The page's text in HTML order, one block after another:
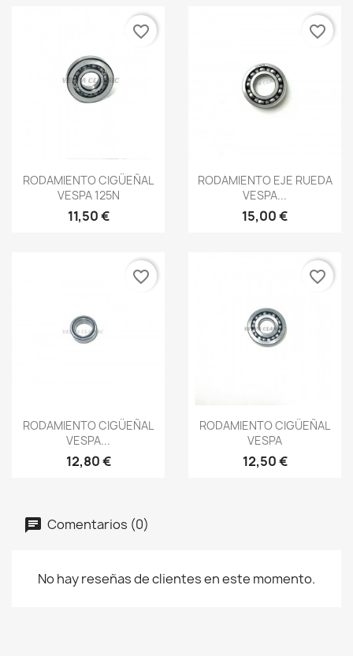
Vista rápida
RODAMIENTO CIGÜEÑAL
VESPA 125N
11,50 €
favorite_border
Vista rápida
RODAMIENTO EJE RUEDA
VESPA...
15,00 €
favorite_border
Vista rápida
RODAMIENTO CIGÜEÑAL
VESPA...
12,80 €
favorite_border
Vista rápida
RODAMIENTO CIGÜEÑAL
VESPA
12,50 €
favorite_border
Comentarios (0)
No hay reseñas de clientes en este momento.